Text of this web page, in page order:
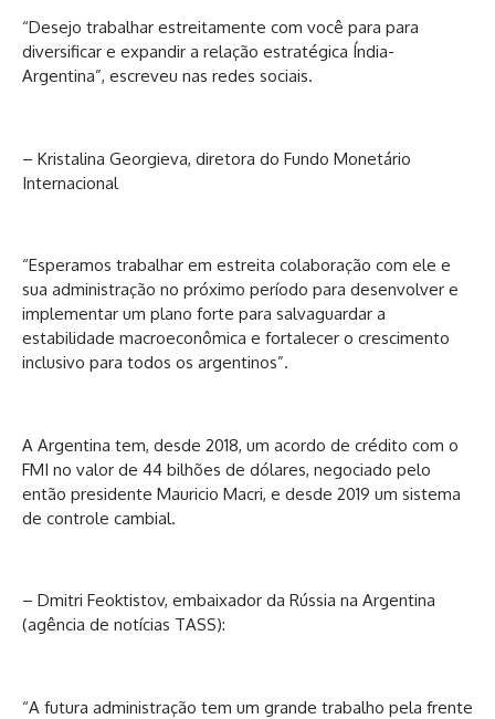
“Desejo trabalhar estreitamente com você para para
diversificar e expandir a relação estratégica Índia-
Argentina”, escreveu nas redes sociais.
– Kristalina Georgieva, diretora do Fundo Monetário
Internacional
“Esperamos trabalhar em estreita colaboração com ele e
sua administração no próximo período para desenvolver e
implementar um plano forte para salvaguardar a
estabilidade macroeconômica e fortalecer o crescimento
inclusivo para todos os argentinos”.
A Argentina tem, desde 2018, um acordo de crédito com o
FMI no valor de 44 bilhões de dólares, negociado pelo
então presidente Mauricio Macri, e desde 2019 um sistema
de controle cambial.
– Dmitri Feoktistov, embaixador da Rússia na Argentina
(agência de notícias TASS):
“A futura administração tem um grande trabalho pela frente